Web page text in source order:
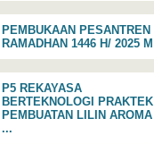
PEMBUKAAN PESANTREN
RAMADHAN 1446 H/ 2025 M
P5 REKAYASA
BERTEKNOLOGI PRAKTEK
PEMBUATAN LILIN AROMA
...